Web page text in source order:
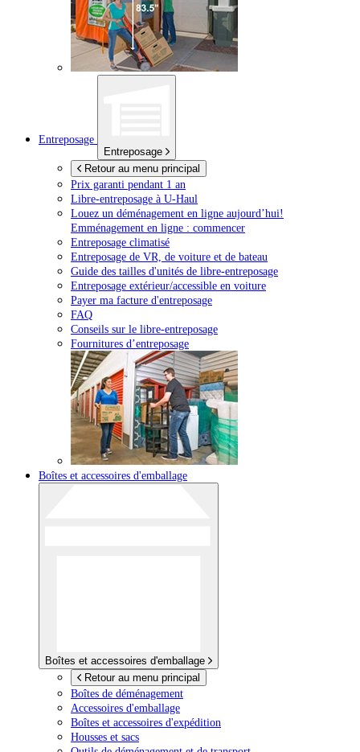
Entreposage
Entreposage
Retour au menu principal
Prix garanti pendant 1 an
Libre-entreposage à U-Haul
Louez un déménagement en ligne aujourd’hui!
Emménagement en ligne : commencer
Entreposage climatisé
Entreposage de VR, de voiture et de bateau
Guide des tailles d'unités de libre-entreposage
Entreposage extérieur/accessible en voiture
Payer ma facture d'entreposage
FAQ
Conseils sur le libre-entreposage
Fournitures d’entreposage
Boîtes et accessoires d'emballage
Boîtes et accessoires d'emballage
Retour au menu principal
Boîtes de déménagement
Accessoires d'emballage
Boîtes et accessoires d'expédition
Housses et sacs